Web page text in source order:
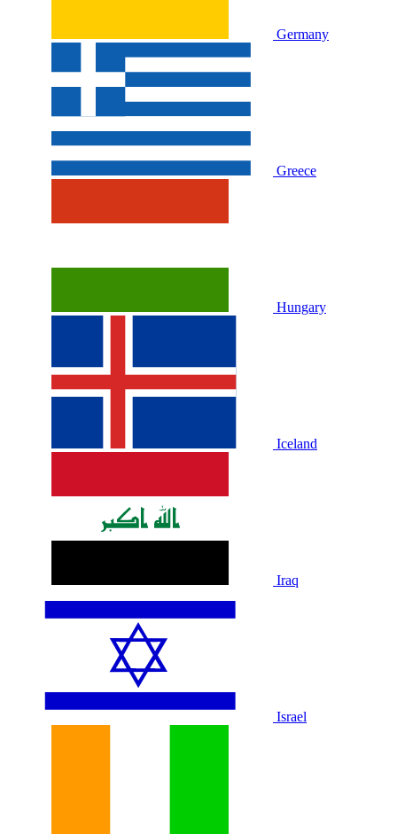
Germany
Greece
Hungary
Iceland
Iraq
Israel